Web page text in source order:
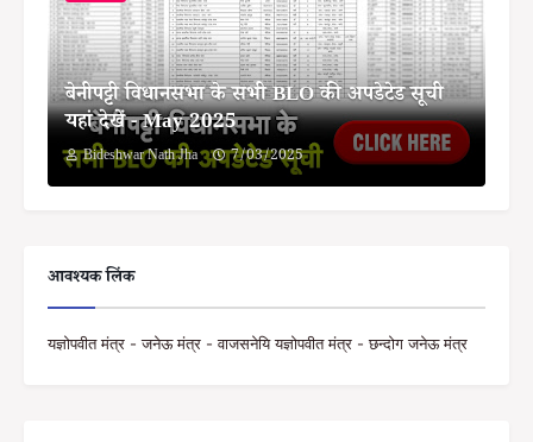
बेनीपट्टी विधानसभा के सभी BLO की अपडेटेड सूची
यहां देखें - May 2025
Bideshwar Nath Jha 7/03/2025
आवश्यक लिंक
यज्ञोपवीत मंत्र - जनेऊ मंत्र - वाजसनेयि यज्ञोपवीत मंत्र - छन्दोग जनेऊ मंत्र